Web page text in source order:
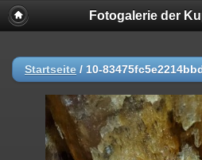
Fotogalerie der
Startseite / 10-